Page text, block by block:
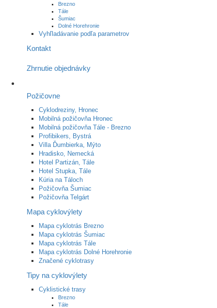
Brezno
Tále
Šumiac
Dolné Horehronie
Vyhľladávanie podľa parametrov
Kontakt
Zhrnutie objednávky
Požičovne
Cyklodreziny, Hronec
Mobilná požičovňa Hronec
Mobilná požičovňa Tále - Brezno
Profibikers, Bystrá
Villa Ďumbierka, Mýto
Hradisko, Nemecká
Hotel Partizán, Tále
Hotel Stupka, Tále
Kúria na Táloch
Požičovňa Šumiac
Požičovňa Telgárt
Mapa cyklovýlety
Mapa cyklotrás Brezno
Mapa cyklotrás Šumiac
Mapa cyklotrás Tále
Mapa cyklotrás Dolné Horehronie
Značené cyklotrasy
Tipy na cyklovýlety
Cyklistické trasy
Brezno
Tále